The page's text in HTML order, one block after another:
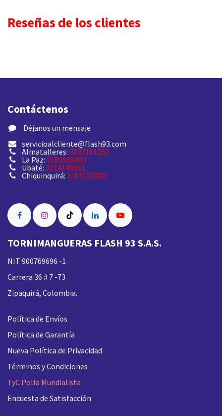
Reseñas de los clientes
Contáctenos
​ Déjanos un mensaje
servicioalcliente@flash93.com
Almatalleres: 3187161253
La Paz: 3183586404
Ubaté: 3114149661
Chiquinquirá: 3107122882
TORNIMANGUERAS FLASH 93 S.A.S.
NIT 900769696 -1
Carrera 36 # 7 -73
Zipaquirá, Colombia.
Política de Envíos
Política de Garantía
Nueva Política de Privacidad
Términos y Condiciones
TyC Polla Mundialista
Encuesta de Satisfacción